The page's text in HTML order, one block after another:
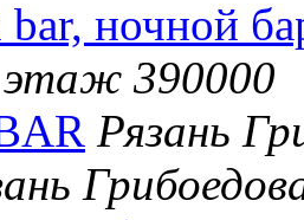
ночной
этаж 390000
Рязань